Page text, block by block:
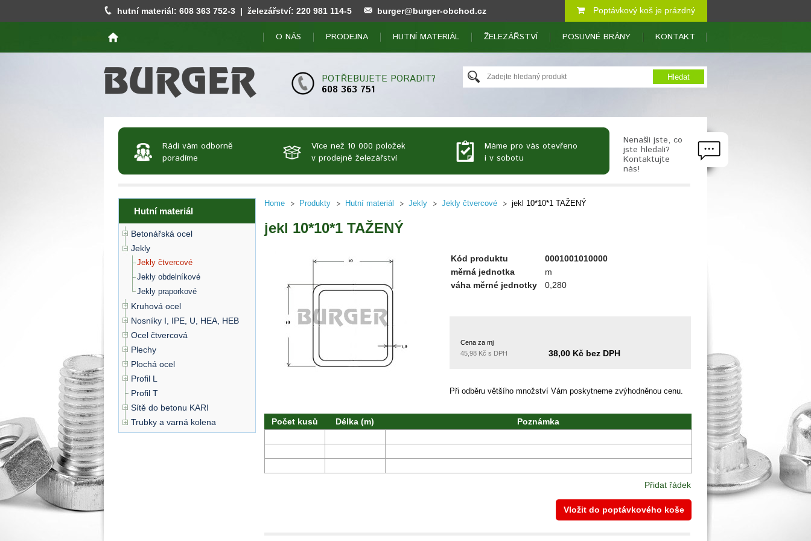
hutní materiál: 608 363 752-3 | železářství: 220 981 114-5 burger@burger-obchod.cz Poptávkový koš je prázdný
O NÁS PRODEJNA HUTNÍ MATERIÁL ŽELEZÁŘSTVÍ POSUVNÉ BRÁNY KONTAKT
POTŘEBUJETE PORADIT?
608 363 751
Rádi vám odborně
poradíme
Více než 10 000 položek
v prodejně železářství
Máme pro vás otevřeno
i v sobotu
Nenašli jste, co
jste hledali?
Kontaktujte
nás!
Hutní materiál
Betonářská ocel
Jekly
Jekly čtvercové
Jekly obdelníkové
Jekly praporkové
Kruhová ocel
Nosníky I, IPE, U, HEA, HEB
Ocel čtvercová
Plechy
Plochá ocel
Profil L
Profil T
Sítě do betonu KARI
Trubky a varná kolena
Home Produkty Hutní materiál Jekly Jekly čtvercové jekl 10*10*1 TAŽENÝ
jekl 10*10*1 TAŽENÝ
Kód produktu
0001001010000
měrná jednotka
m
váha měrné jednotky
0,280
Cena za mj
45,98 Kč s DPH
38,00 Kč bez DPH
Při odběru většího množství Vám poskytneme zvýhodněnou cenu.
Počet kusů Délka (m) Poznámka
Přidat řádek
Vložit do poptávkového koše